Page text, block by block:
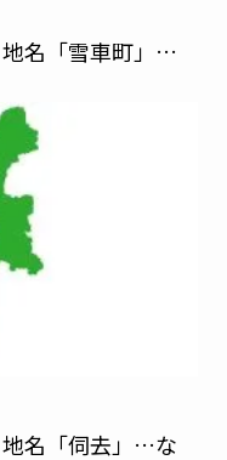
地名「雪車町」…
地名「伺去」…な